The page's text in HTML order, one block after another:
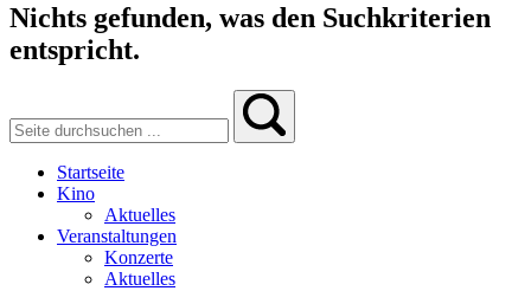
Nichts gefunden, was den Suchkriterien
entspricht.
Startseite
Kino
Aktuelles
Veranstaltungen
Konzerte
Aktuelles